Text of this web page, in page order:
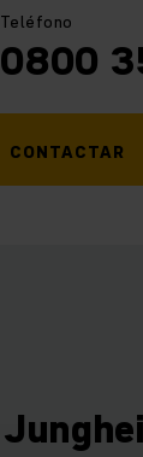
Teléfono
0800
CONTACTAR